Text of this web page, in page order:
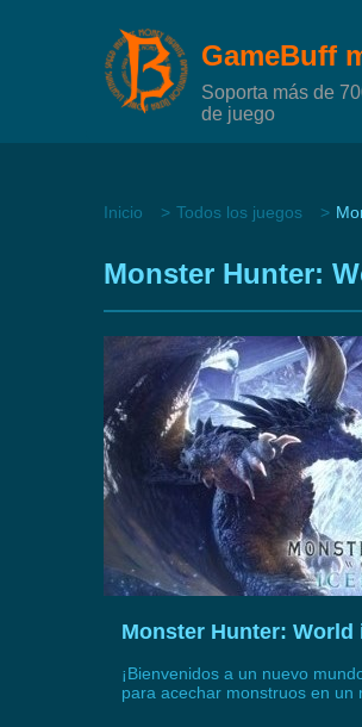
GameBuff
Soporta más de
de juego
Inicio Todos los juegos
Monster Hunter:
Monster Hunter: World
¡Bienvenidos a un nuevo
para acechar monstruos en un